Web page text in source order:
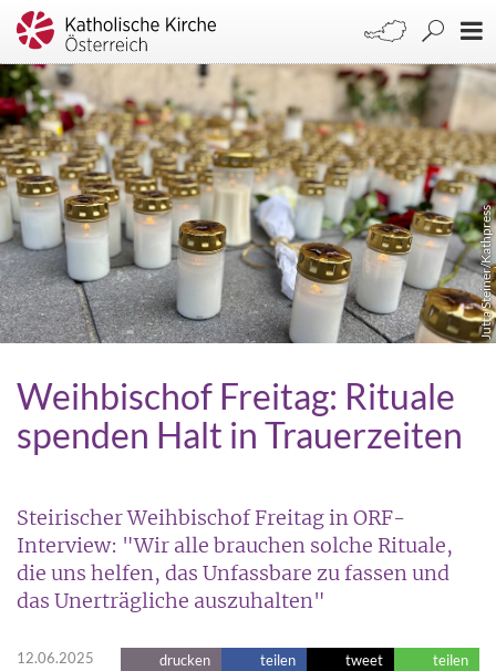
Jutta Steiner/Kathpress
Weihbischof Freitag: Rituale
spenden Halt in Trauerzeiten
Steirischer Weihbischof Freitag in ORF-
Interview: "Wir alle brauchen solche Rituale,
die uns helfen, das Unfassbare zu fassen und
das Unerträgliche auszuhalten"
12.06.2025 drucken teilen tweet teilen